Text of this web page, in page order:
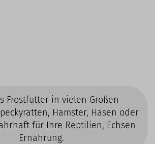
Frostfutter in vielen Größen -
Hamster, Hasen oder
für Ihre Reptilien, Echsen
Ernährung.